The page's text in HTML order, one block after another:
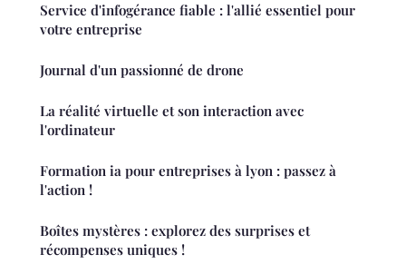
Service d'infogérance fiable : l'allié essentiel pour
votre entreprise
Journal d'un passionné de drone
La réalité virtuelle et son interaction avec
l'ordinateur
Formation ia pour entreprises à lyon : passez à
l'action !
Boîtes mystères : explorez des surprises et
récompenses uniques !